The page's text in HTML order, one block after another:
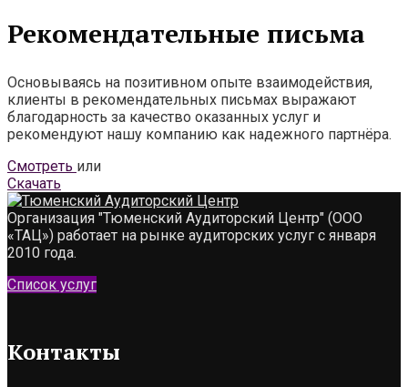
Рекомендательные письма
Основываясь на позитивном опыте взаимодействия,
клиенты в рекомендательных письмах выражают
благодарность за качество оказанных услуг и
рекомендуют нашу компанию как надежного партнёра.
Смотреть или
Скачать
Организация "Тюменский Аудиторский Центр" (ООО
«ТАЦ») работает на рынке аудиторских услуг с января
2010 года.
Список услуг
Контакты